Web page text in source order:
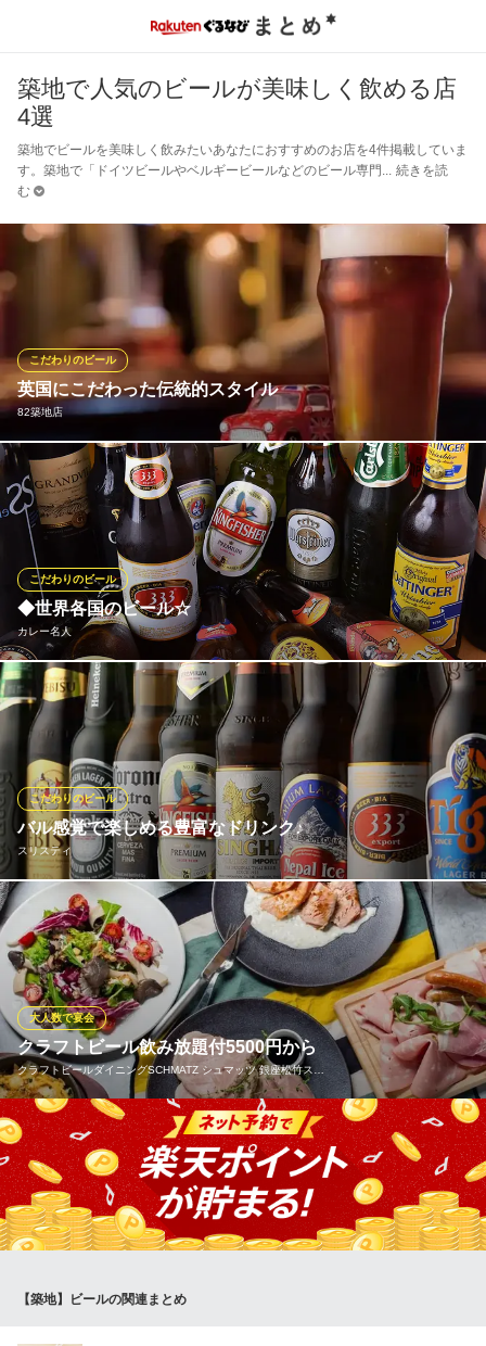
築地で人気のビールが美味しく飲める店
4選
築地でビールを美味しく飲みたいあなたにおすすめのお店を4件掲載していま
す。築地で「ドイツビールやベルギービールなどのビール専門
続きを読
む
英国にこだわった伝統的スタイル
82築地店
こだわりのビール
英国の伝統的なスタイルで造る「82 リアルエール」無濾過、炭酸
を追加しない製法で上質なホップの苦味とモルトのボディー感、
フルーティーな甘味が楽しめるオリジナルエールです。 その他、
国内外から厳選したビールやブルワリーとのコラボレーションビ
ールを期間限定で提供しています。
82築地店
英国風ダイニングバー
地下鉄日比谷線築地駅 徒歩2分
東京都中央区築地2-12-14 フェニックス東銀座第3ビル
◆世界各国のビール☆
カレー名人
こだわりのビール
世界各国の美味しいビールが楽しめる《カレー名人》日本のビー
ルはもちろん、ドイツ、イギリス、デンマーク、インド、メキシ
コ鵜中国など、料理に合わせて、また飲み比べるのも楽しいです
よ♪
カレー名人
エスニックダイニング
地下鉄有楽町線新富町駅 徒歩1分
東京都中央区新富2-4-5
バル感覚で楽しめる豊富なドリンク♪
スリスティ
こだわりのビール
お食事利用だけでなくバル感覚で気軽にお酒を飲みたいと言う方
の為に、当店では種類豊富なドリンクをご用意いたしました!! 定
番のビールにはエビス生ビール他に、インド・タイ・ベトナム・
メキシコといった暑い国ならではのキレのあるライトビールを中
心にラインナップ。スパイシーなお料理と相性抜群です♪
スリスティ
アジアン創作料理
地下鉄有楽町線新富町駅 徒歩1分
東京都中央区明石町1-1 東和明石ビルB1
クラフトビール飲み放題付5500円から
クラフトビールダイニングSCHMATZ シュマッツ 銀座松竹ス…
大人数で宴会
【飲み放題の付いたお得なコース】 ドイツ直輸入のクラフトビー
ル、ドイツワインやサワー、ハイボール、ソフトドリンクなど約4
0種類からお楽しみ下さい！広い 【最大140名様まで対応可能】
吹き抜けで広々とした店内では大人数様でのご利用が可能！10名
様や30名様、50名様などでのご利用もお待ちしております！
スクエア
【築地】ビールの関連まとめ